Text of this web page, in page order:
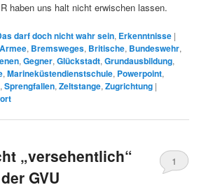
haben uns halt nicht erwischen lassen.
darf doch nicht wahr sein, Erkenntnisse |
Armee, Bremsweges, Britische, Bundeswehr,
,Gegner,Glückstadt,Grundausbildung,
,Marineküstendienstschule, Powerpoint,
,Sprengfallen,Zeltstange,Zugrichtung |
„versehentlich“
GVU
1